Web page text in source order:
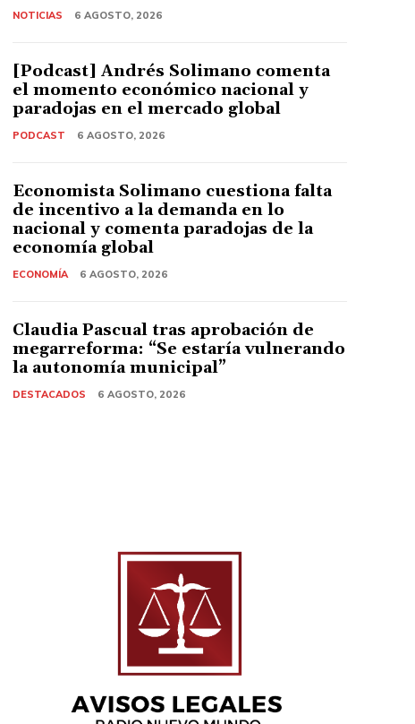
NOTICIAS 6 AGOSTO, 2026
[Podcast] Andrés Solimano comenta
el momento económico nacional y
paradojas en el mercado global
PODCAST 6 AGOSTO, 2026
Economista Solimano cuestiona falta
de incentivo a la demanda en lo
nacional y comenta paradojas de la
economía global
ECONOMÍA 6 AGOSTO, 2026
Claudia Pascual tras aprobación de
megarreforma: “Se estaría vulnerando
la autonomía municipal”
DESTACADOS 6 AGOSTO, 2026